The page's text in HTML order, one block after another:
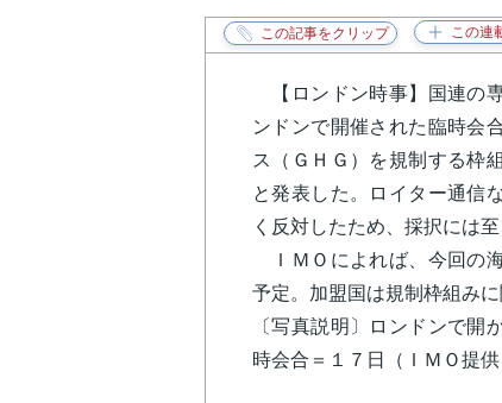
【ロンドン時事】国連の
ンドンで開催された臨時会
ス（ＧＨＧ）を規制する枠
と発表した。ロイター通信
く反対したため、採択には
ＩＭＯによれば、今回の
予定。加盟国は規制枠組み
〔写真説明〕ロンドンで開
時会合＝１７日（ＩＭＯ提供